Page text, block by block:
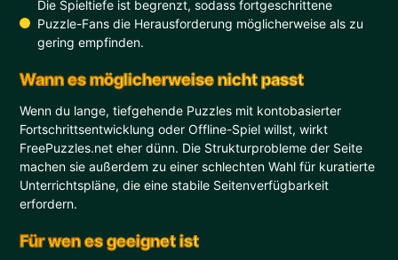
Die Spieltiefe ist begrenzt, sodass fortgeschrittene
Puzzle-Fans die Herausforderung möglicherweise als zu
gering empfinden.
Wann es möglicherweise nicht passt
Wenn du lange, tiefgehende Puzzles mit kontobasierter
Fortschrittsentwicklung oder Offline-Spiel willst, wirkt
FreePuzzles.net eher dünn. Die Strukturprobleme der Seite
machen sie außerdem zu einer schlechten Wahl für kuratierte
Unterrichtspläne, die eine stabile Seitenverfügbarkeit
erfordern.
Für wen es geeignet ist